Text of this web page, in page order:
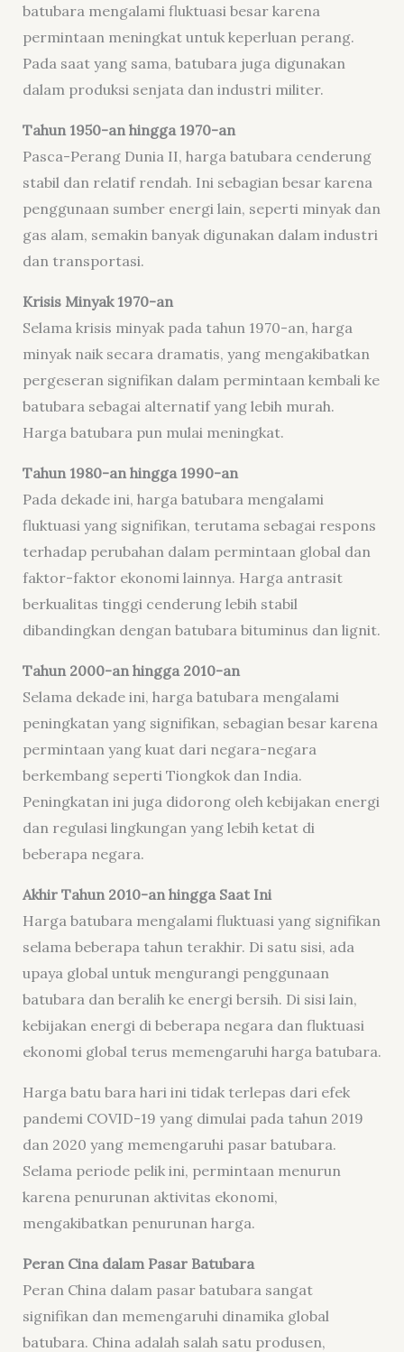
batubara mengalami fluktuasi besar karena
permintaan meningkat untuk keperluan perang.
Pada saat yang sama, batubara juga digunakan
dalam produksi senjata dan industri militer.
Tahun 1950-an hingga 1970-an
Pasca-Perang Dunia II, harga batubara cenderung
stabil dan relatif rendah. Ini sebagian besar karena
penggunaan sumber energi lain, seperti minyak dan
gas alam, semakin banyak digunakan dalam industri
dan transportasi.
Krisis Minyak 1970-an
Selama krisis minyak pada tahun 1970-an, harga
minyak naik secara dramatis, yang mengakibatkan
pergeseran signifikan dalam permintaan kembali ke
batubara sebagai alternatif yang lebih murah.
Harga batubara pun mulai meningkat.
Tahun 1980-an hingga 1990-an
Pada dekade ini, harga batubara mengalami
fluktuasi yang signifikan, terutama sebagai respons
terhadap perubahan dalam permintaan global dan
faktor-faktor ekonomi lainnya. Harga antrasit
berkualitas tinggi cenderung lebih stabil
dibandingkan dengan batubara bituminus dan lignit.
Tahun 2000-an hingga 2010-an
Selama dekade ini, harga batubara mengalami
peningkatan yang signifikan, sebagian besar karena
permintaan yang kuat dari negara-negara
berkembang seperti Tiongkok dan India.
Peningkatan ini juga didorong oleh kebijakan energi
dan regulasi lingkungan yang lebih ketat di
beberapa negara.
Akhir Tahun 2010-an hingga Saat Ini
Harga batubara mengalami fluktuasi yang signifikan
selama beberapa tahun terakhir. Di satu sisi, ada
upaya global untuk mengurangi penggunaan
batubara dan beralih ke energi bersih. Di sisi lain,
kebijakan energi di beberapa negara dan fluktuasi
ekonomi global terus memengaruhi harga batubara.
Harga batu bara hari ini tidak terlepas dari efek
pandemi COVID-19 yang dimulai pada tahun 2019
dan 2020 yang memengaruhi pasar batubara.
Selama periode pelik ini, permintaan menurun
karena penurunan aktivitas ekonomi,
mengakibatkan penurunan harga.
Peran Cina dalam Pasar Batubara
Peran China dalam pasar batubara sangat
signifikan dan memengaruhi dinamika global
batubara. China adalah salah satu produsen,